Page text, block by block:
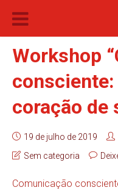
Workshop
coração de
19 de julho de 2019
Sem categoria
Comunicação